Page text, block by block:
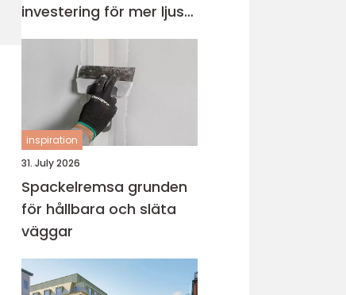
investering för mer ljus
och extra yta
inspiration
31. July 2026
Spackelremsa grunden
för hållbara och släta
väggar